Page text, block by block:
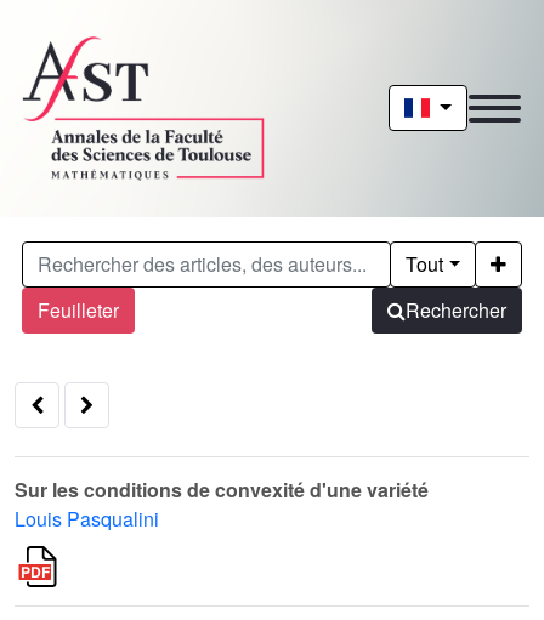
Feuilleter
Tout
Rechercher
Sur les conditions de convexité d'une variété
Louis Pasqualini